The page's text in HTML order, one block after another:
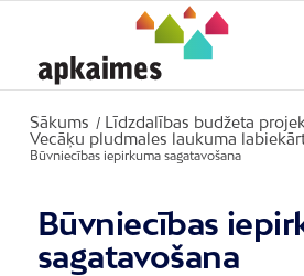
Sākums / Līdzdalības budžeta
Vecāķu pludmales laukuma
Būvniecības iepirkuma sagatavošana
Būvniecības
sagatavošana